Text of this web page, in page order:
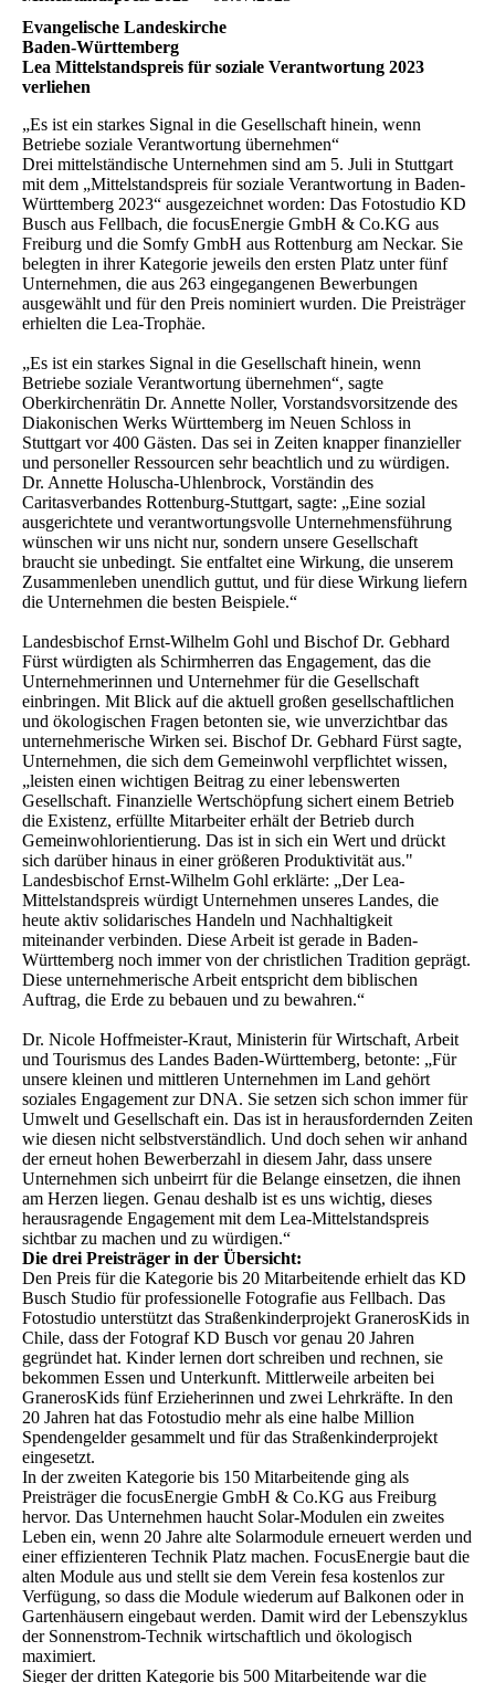
Evangelische Landeskirche
Baden-Württemberg
Lea Mittelstandspreis für soziale Verantwortung 2023
verliehen
„Es ist ein starkes Signal in die Gesellschaft hinein, wenn
Betriebe soziale Verantwortung übernehmen“
Drei mittelständische Unternehmen sind am 5. Juli in Stuttgart
mit dem „Mittelstandspreis für soziale Verantwortung in Baden-
Württemberg 2023“ ausgezeichnet worden: Das Fotostudio KD
Busch aus Fellbach, die focusEnergie GmbH & Co.KG aus
Freiburg und die Somfy GmbH aus Rottenburg am Neckar. Sie
belegten in ihrer Kategorie jeweils den ersten Platz unter fünf
Unternehmen, die aus 263 eingegangenen Bewerbungen
ausgewählt und für den Preis nominiert wurden. Die Preisträger
erhielten die Lea-Trophäe.
„Es ist ein starkes Signal in die Gesellschaft hinein, wenn
Betriebe soziale Verantwortung übernehmen“, sagte
Oberkirchenrätin Dr. Annette Noller, Vorstandsvorsitzende des
Diakonischen Werks Württemberg im Neuen Schloss in
Stuttgart vor 400 Gästen. Das sei in Zeiten knapper finanzieller
und personeller Ressourcen sehr beachtlich und zu würdigen.
Dr. Annette Holuscha-Uhlenbrock, Vorständin des
Caritasverbandes Rottenburg-Stuttgart, sagte: „Eine sozial
ausgerichtete und verantwortungsvolle Unternehmensführung
wünschen wir uns nicht nur, sondern unsere Gesellschaft
braucht sie unbedingt. Sie entfaltet eine Wirkung, die unserem
Zusammenleben unendlich guttut, und für diese Wirkung liefern
die Unternehmen die besten Beispiele.“
Landesbischof Ernst-Wilhelm Gohl und Bischof Dr. Gebhard
Fürst würdigten als Schirmherren das Engagement, das die
Unternehmerinnen und Unternehmer für die Gesellschaft
einbringen. Mit Blick auf die aktuell großen gesellschaftlichen
und ökologischen Fragen betonten sie, wie unverzichtbar das
unternehmerische Wirken sei. Bischof Dr. Gebhard Fürst sagte,
Unternehmen, die sich dem Gemeinwohl verpflichtet wissen,
„leisten einen wichtigen Beitrag zu einer lebenswerten
Gesellschaft. Finanzielle Wertschöpfung sichert einem Betrieb
die Existenz, erfüllte Mitarbeiter erhält der Betrieb durch
Gemeinwohlorientierung. Das ist in sich ein Wert und drückt
sich darüber hinaus in einer größeren Produktivität aus."
Landesbischof Ernst-Wilhelm Gohl erklärte: „Der Lea-
Mittelstandspreis würdigt Unternehmen unseres Landes, die
heute aktiv solidarisches Handeln und Nachhaltigkeit
miteinander verbinden. Diese Arbeit ist gerade in Baden-
Württemberg noch immer von der christlichen Tradition geprägt.
Diese unternehmerische Arbeit entspricht dem biblischen
Auftrag, die Erde zu bebauen und zu bewahren.“
Dr. Nicole Hoffmeister-Kraut, Ministerin für Wirtschaft, Arbeit
und Tourismus des Landes Baden-Württemberg, betonte: „Für
unsere kleinen und mittleren Unternehmen im Land gehört
soziales Engagement zur DNA. Sie setzen sich schon immer für
Umwelt und Gesellschaft ein. Das ist in herausfordernden Zeiten
wie diesen nicht selbstverständlich. Und doch sehen wir anhand
der erneut hohen Bewerberzahl in diesem Jahr, dass unsere
Unternehmen sich unbeirrt für die Belange einsetzen, die ihnen
am Herzen liegen. Genau deshalb ist es uns wichtig, dieses
herausragende Engagement mit dem Lea-Mittelstandspreis
sichtbar zu machen und zu würdigen.“
Die drei Preisträger in der Übersicht:
Den Preis für die Kategorie bis 20 Mitarbeitende erhielt das KD
Busch Studio für professionelle Fotografie aus Fellbach. Das
Fotostudio unterstützt das Straßenkinderprojekt GranerosKids in
Chile, dass der Fotograf KD Busch vor genau 20 Jahren
gegründet hat. Kinder lernen dort schreiben und rechnen, sie
bekommen Essen und Unterkunft. Mittlerweile arbeiten bei
GranerosKids fünf Erzieherinnen und zwei Lehrkräfte. In den
20 Jahren hat das Fotostudio mehr als eine halbe Million
Spendengelder gesammelt und für das Straßenkinderprojekt
eingesetzt.
In der zweiten Kategorie bis 150 Mitarbeitende ging als
Preisträger die focusEnergie GmbH & Co.KG aus Freiburg
hervor. Das Unternehmen haucht Solar-Modulen ein zweites
Leben ein, wenn 20 Jahre alte Solarmodule erneuert werden und
einer effizienteren Technik Platz machen. FocusEnergie baut die
alten Module aus und stellt sie dem Verein fesa kostenlos zur
Verfügung, so dass die Module wiederum auf Balkonen oder in
Gartenhäusern eingebaut werden. Damit wird der Lebenszyklus
der Sonnenstrom-Technik wirtschaftlich und ökologisch
maximiert.
Sieger der dritten Kategorie bis 500 Mitarbeitende war die